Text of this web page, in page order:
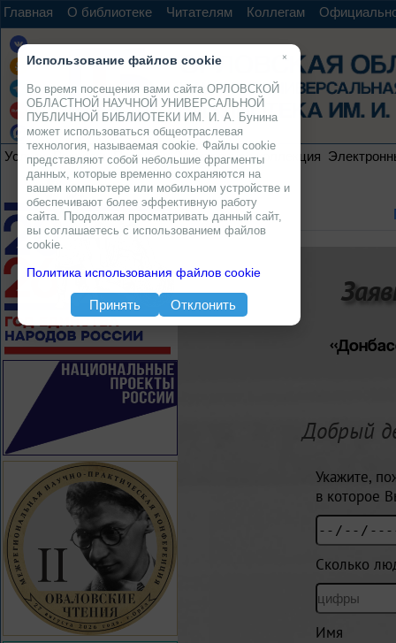
Главная О библиотеке Читателям Коллегам
Услуги Ресурсы Проекты Электронная коллекция
Добрый
Укажите,
в которое
Сколько
Имя
×
Использование файлов cookie
Во время посещения вами сайта ОРЛОВСКОЙ
ОБЛАСТНОЙ НАУЧНОЙ УНИВЕРСАЛЬНОЙ
ПУБЛИЧНОЙ БИБЛИОТЕКИ ИМ. И. А. Бунина
может использоваться общеотраслевая
технология, называемая cookie. Файлы cookie
представляют собой небольшие фрагменты
данных, которые временно сохраняются на
вашем компьютере или мобильном устройстве и
обеспечивают более эффективную работу
сайта. Продолжая просматривать данный сайт,
вы соглашаетесь с использованием файлов
cookie.
Политика использования файлов cookie
Принять Отклонить